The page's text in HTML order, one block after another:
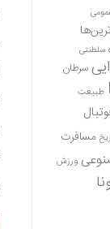
سلطنتی
سرطان
طبیعت
مسافرت
ورزش